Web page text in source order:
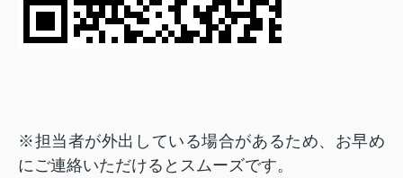
※担当者が外出している場合があるため、お早め
にご連絡いただけるとスムーズです。